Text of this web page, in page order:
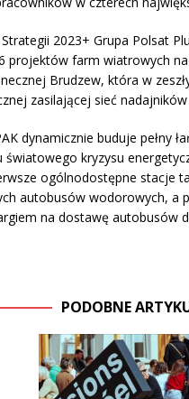
2023+ Grupa Polsat
projektów farm wiatrowych
Brudzew, która w
zasilającej sieć nadajników
dynamicznie buduje pełny
światowego kryzysu
ogólnodostępne stacje
autobusów wodorowych, a
na dostawę autobusów
PODOBNE